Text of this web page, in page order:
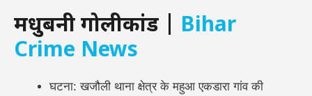
मधुबनी गोलीकांड | Bihar
Crime News
घटना: खजौली थाना क्षेत्र के महुआ एकडारा गांव की